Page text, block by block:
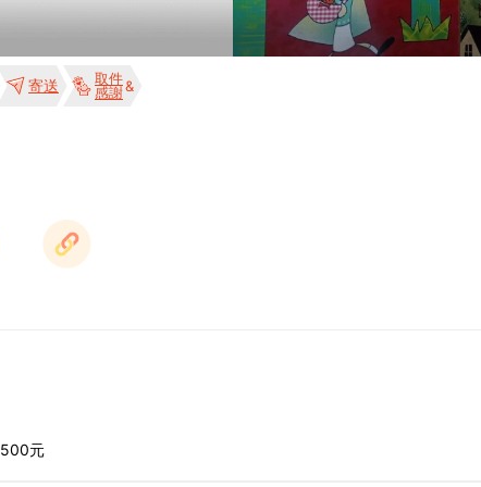
寄送
取件
感謝
元